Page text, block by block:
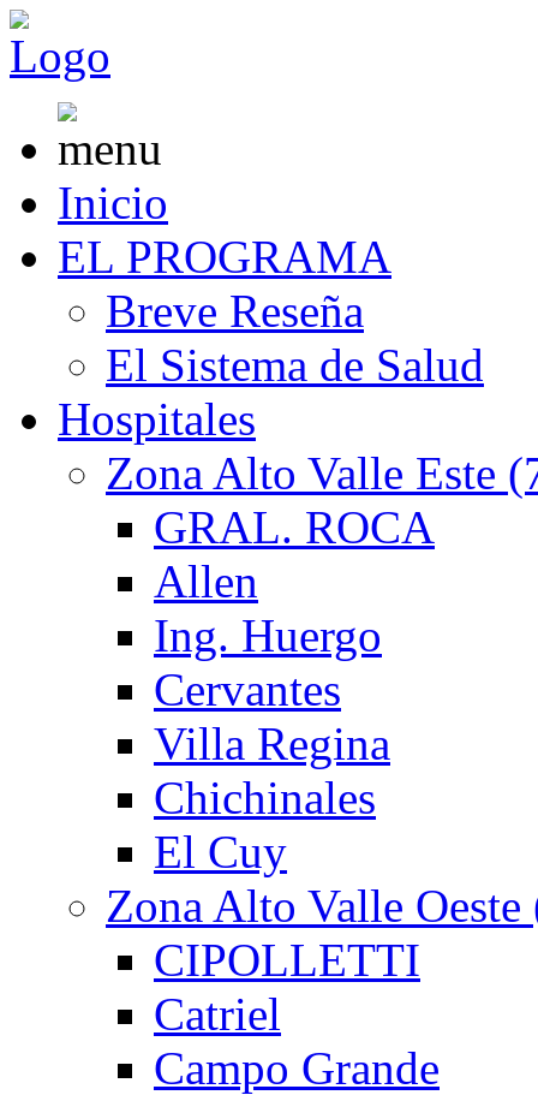
Inicio
EL PROGRAMA
Breve Reseña
El Sistema de Salud
Hospitales
Zona Alto Valle Este
GRAL. ROCA
Allen
Ing. Huergo
Cervantes
Villa Regina
Chichinales
El Cuy
Zona Alto Valle Oeste
CIPOLLETTI
Catriel
Campo Grande